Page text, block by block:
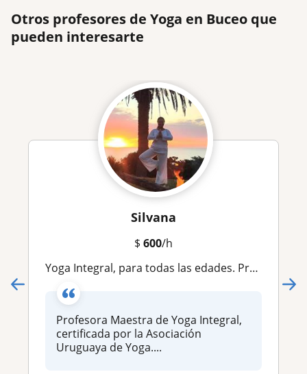
Otros profesores de Yoga en Buceo que
pueden interesarte
Silvana
$ 600/h
Yoga Integral, para todas las edades. Profesora Maestra certificada por la Asociación Uruguaya de Yoga
Profesora Maestra de Yoga Integral,
certificada por la Asociación
Uruguaya de Yoga....